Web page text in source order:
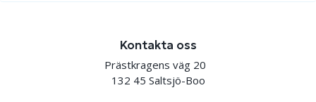
Kontakta oss
Prästkragens väg 20
132 45 Saltsjö-Boo